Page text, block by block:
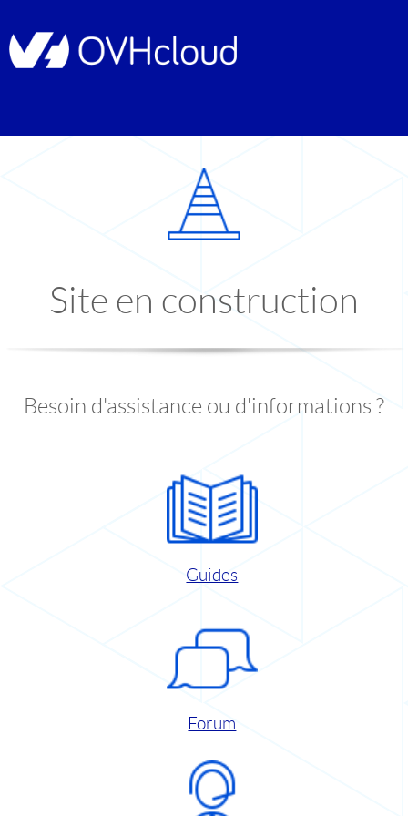
Site en construction
Besoin d'assistance ou d'informations ?
Guides
Forum